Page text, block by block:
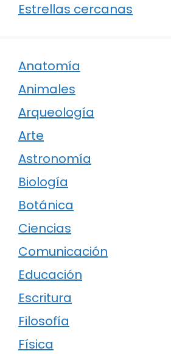
Estrellas cercanas
Anatomía
Animales
Arqueología
Arte
Astronomía
Biología
Botánica
Ciencias
Comunicación
Educación
Escritura
Filosofía
Física